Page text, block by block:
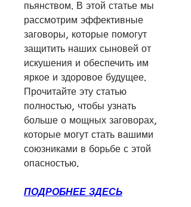
пьянством. В этой статье мы
рассмотрим эффективные
заговоры, которые помогут
защитить наших сыновей от
искушения и обеспечить им
яркое и здоровое будущее.
Прочитайте эту статью
полностью, чтобы узнать
больше о мощных заговорах,
которые могут стать вашими
союзниками в борьбе с этой
опасностью.
ПОДРОБНЕЕ ЗДЕСЬ